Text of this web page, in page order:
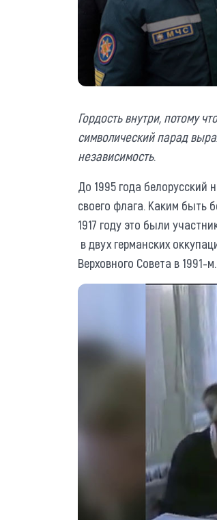
Гордость внутри, потому
символический парад
независимость.
До 1995 года
своего флага. Каким быть
1917 году это были
в двух германских
Верховного Совета в 1991-м.